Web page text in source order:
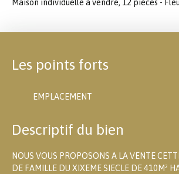
Maison individuelle à vendre, 12 pièces -
Les points forts
EMPLACEMENT
Descriptif du bien
NOUS VOUS PROPOSONS A LA VENTE
DE FAMILLE DU XIXEME SIECLE DE 410M²